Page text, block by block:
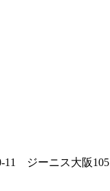
11 ジーニス大阪105